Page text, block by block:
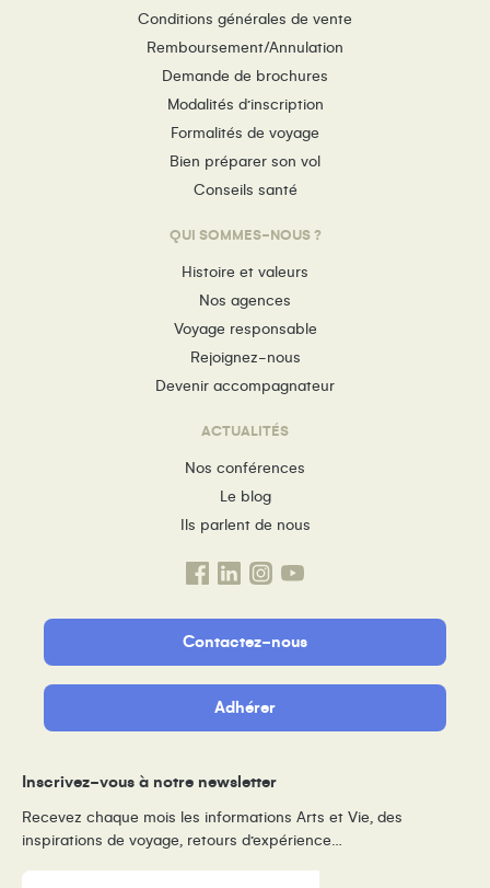
Conditions générales de vente
Remboursement/Annulation
Demande de brochures
Modalités d’inscription
Formalités de voyage
Bien préparer son vol
Conseils santé
QUI SOMMES-NOUS ?
Histoire et valeurs
Nos agences
Voyage responsable
Rejoignez-nous
Devenir accompagnateur
ACTUALITÉS
Nos conférences
Le blog
Ils parlent de nous
Contactez-nous
Adhérer
Inscrivez-vous à notre newsletter
Recevez chaque mois les informations Arts et Vie, des
inspirations de voyage, retours d’expérience…
E-